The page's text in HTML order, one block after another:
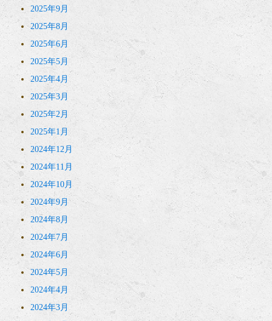
2025年9月
2025年8月
2025年6月
2025年5月
2025年4月
2025年3月
2025年2月
2025年1月
2024年12月
2024年11月
2024年10月
2024年9月
2024年8月
2024年7月
2024年6月
2024年5月
2024年4月
2024年3月